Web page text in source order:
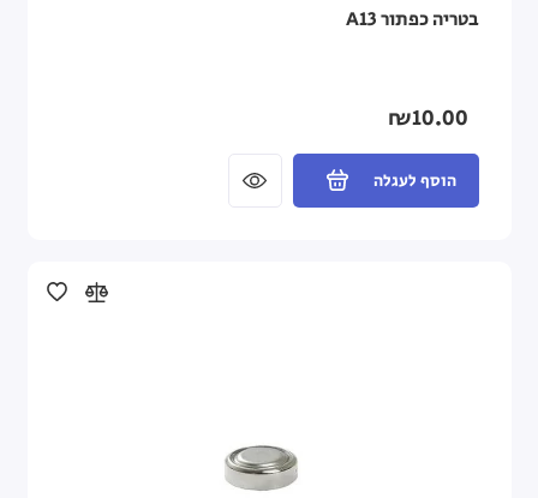
בטריה כפתור A13
₪10.00
הוסף לעגלה